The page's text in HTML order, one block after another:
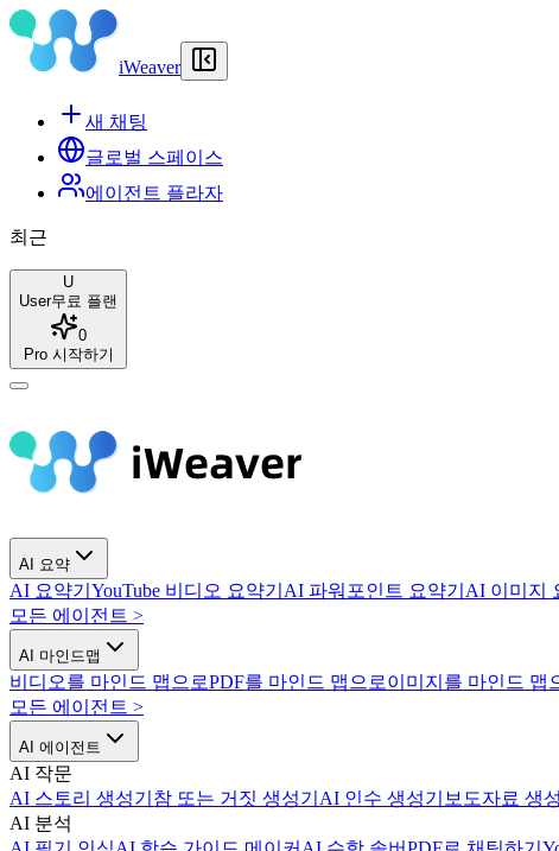
iWeaver
새 채팅
글로벌 스페이스
에이전트 플라자
최근
U
User무료 플랜
0
Pro 시작하기
AI 요약
AI 요약기 YouTube 비디오 요약기 AI 파워포인트 요약기 AI 이미지
모든 에이전트 >
AI 마인드맵
비디오를 마인드 맵으로PDF를 마인드 맵으로이미지를 마인드 맵
모든 에이전트 >
AI 에이전트
AI 작문
AI 스토리 생성기 참 또는 거짓 생성기 AI 인수 생성기 보도자료 생
AI 분석